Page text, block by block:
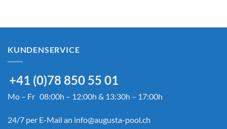
KUNDENSERVICE
+41 (0)78 850 55 01
Mo – Fr 08:00h – 12:00h & 13:30h – 17:00h
24/7 per E-Mail an info@augusta-pool.ch